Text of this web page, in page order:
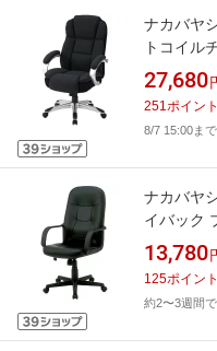
ナカバヤ
トコイル
レストあ
27,680
251ポイント
8/7 15:00ま
ナカバヤ
イバック
り]
13,780
125ポイント
約2〜3週間